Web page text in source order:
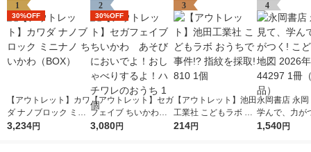
1
30%OFF
【アウトレット】カワ
ダ ナノブロック ミニ
ナノ ちいかわ（BO
3,234円
2
30%OFF
【アウトレット】セガ
フェイブ ちいかわ
あそびにおいでよ！お
3,080円
3
【アウトレット】池田
工業社 こどもラボ お
うちで事件!? 指紋を
214円
4
永岡書店 永岡
学んで、力が
ども日本地図
1,540円